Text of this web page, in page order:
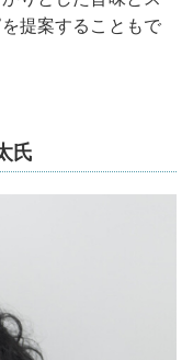
提案することもで
氏